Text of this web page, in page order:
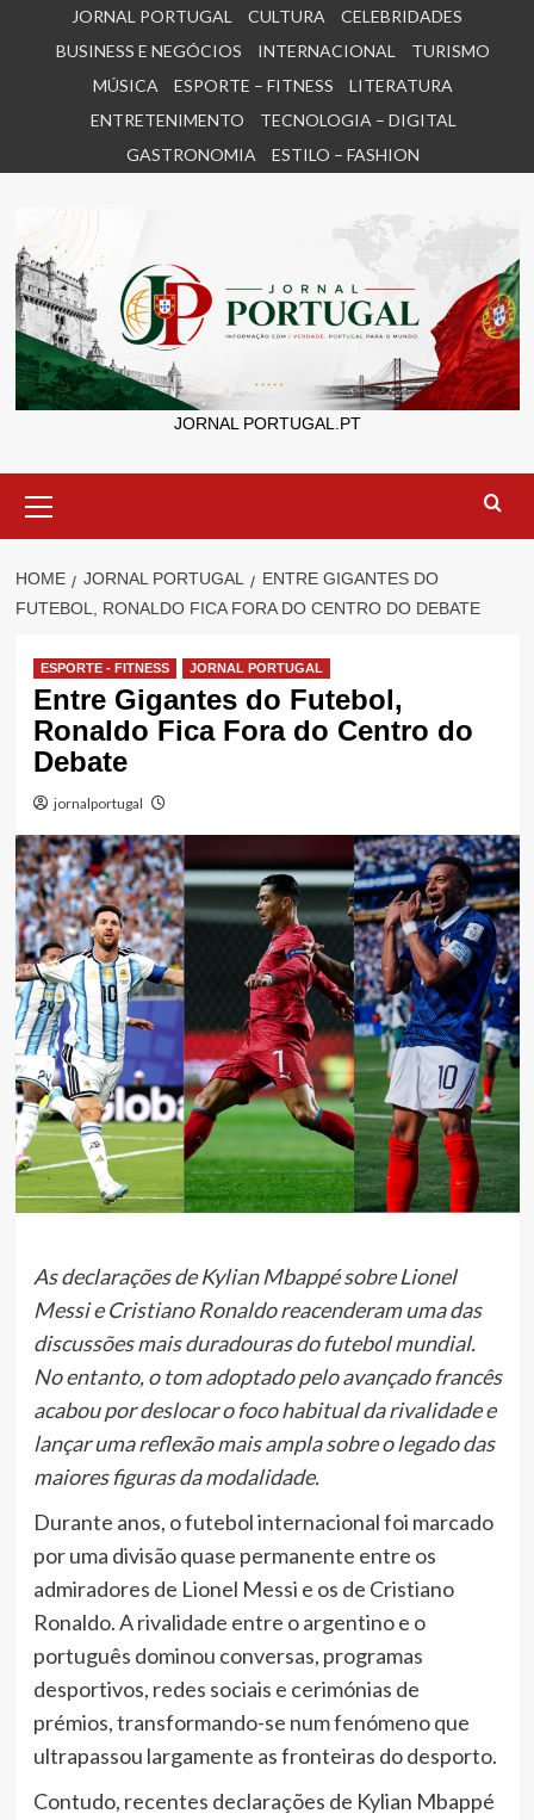
JORNAL PORTUGAL CULTURA
CELEBRIDADES
BUSINESS E NEGÓCIOS
INTERNACIONAL
TURISMO
MÚSICA
ESPORTE – FITNESS
LITERATURA
ENTRETENIMENTO
TECNOLOGIA – DIGITAL
GASTRONOMIA
ESTILO – FASHION
JORNAL PORTUGAL.PT
Menu
HOME JORNAL PORTUGAL
ENTRE GIGANTES DO
FUTEBOL, RONALDO FICA FORA DO CENTRO DO DEBATE
ESPORTE - FITNESS JORNAL PORTUGAL
Entre Gigantes do Futebol,
Ronaldo Fica Fora do Centro do
Debate
jornalportugal
As declarações de Kylian Mbappé sobre Lionel
Messi e Cristiano Ronaldo reacenderam uma das
discussões mais duradouras do futebol mundial.
No entanto, o tom adoptado pelo avançado francês
acabou por deslocar o foco habitual da rivalidade e
lançar uma reflexão mais ampla sobre o legado das
maiores figuras da modalidade.
Durante anos, o futebol internacional foi marcado
por uma divisão quase permanente entre os
admiradores de Lionel Messi e os de Cristiano
Ronaldo. A rivalidade entre o argentino e o
português dominou conversas, programas
desportivos, redes sociais e cerimónias de
prémios, transformando-se num fenómeno que
ultrapassou largamente as fronteiras do desporto.
Contudo, recentes declarações de Kylian Mbappé